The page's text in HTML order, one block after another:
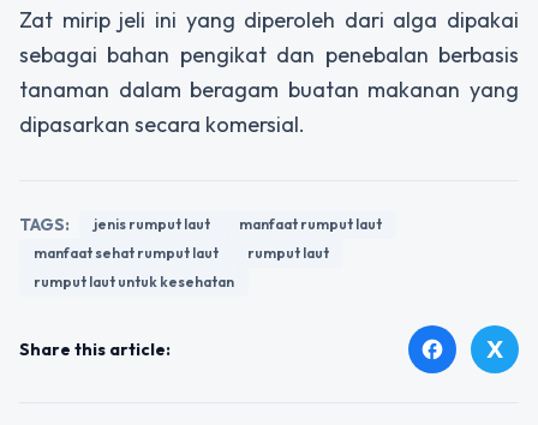
Zat mirip jeli ini yang diperoleh dari alga dipakai
sebagai bahan pengikat dan penebalan berbasis
tanaman dalam beragam buatan makanan yang
dipasarkan secara komersial.
TAGS: jenis rumput laut
manfaat rumput laut
manfaat sehat rumput laut
rumput laut
rumput laut untuk kesehatan
Share this article: facebook X